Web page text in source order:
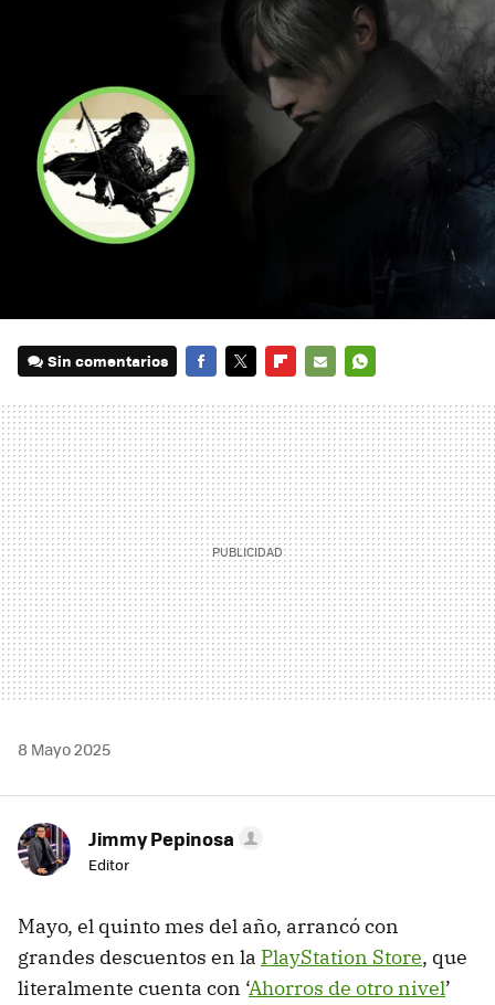
Sin comentarios
MAIL
8 Mayo 2025
Jimmy Pepinosa
Editor
Mayo, el quinto mes del año, arrancó con
grandes descuentos en la PlayStation Store, que
literalmente cuenta con ‘Ahorros de otro nivel’